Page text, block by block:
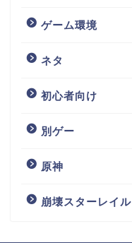
ゲーム環境
ネタ
初心者向け
別ゲー
原神
崩壊スターレイル